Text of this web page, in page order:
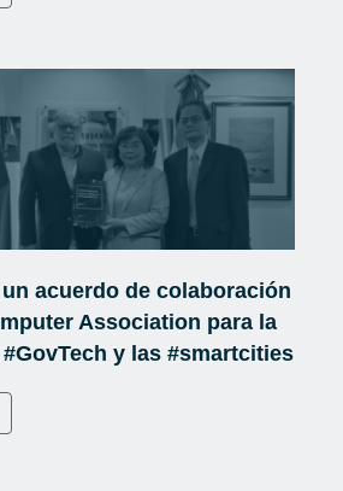
acuerdo de colaboración
Association para la
y las #smartcities